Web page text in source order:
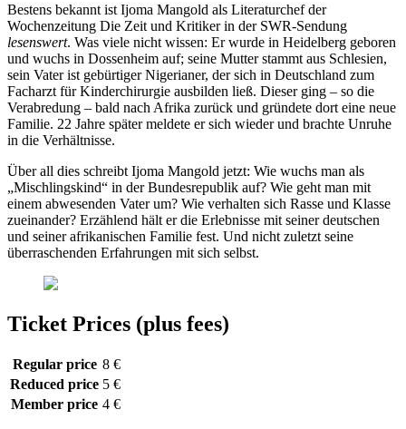
Bestens bekannt ist Ijoma Mangold als Literaturchef der
Wochenzeitung Die Zeit und Kritiker in der SWR-Sendung
lesenswert. Was viele nicht wissen: Er wurde in Heidelberg geboren
und wuchs in Dossenheim auf; seine Mutter stammt aus Schlesien,
sein Vater ist gebürtiger Nigerianer, der sich in Deutschland zum
Facharzt für Kinderchirurgie ausbilden ließ. Dieser ging – so die
Verabredung – bald nach Afrika zurück und gründete dort eine neue
Familie. 22 Jahre später meldete er sich wieder und brachte Unruhe
in die Verhältnisse.
Über all dies schreibt Ijoma Mangold jetzt: Wie wuchs man als
„Mischlingskind“ in der Bundesrepublik auf? Wie geht man mit
einem abwesenden Vater um? Wie verhalten sich Rasse und Klasse
zueinander? Erzählend hält er die Erlebnisse mit seiner deutschen
und seiner afrikanischen Familie fest. Und nicht zuletzt seine
überraschenden Erfahrungen mit sich selbst.
Ticket Prices (plus fees)
Regular price 8 €
Reduced price 5 €
Member price 4 €